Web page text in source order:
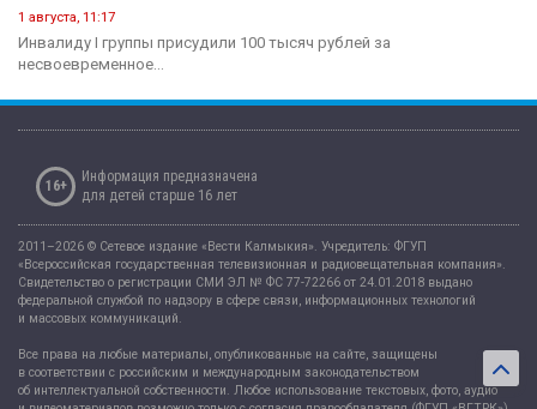
1 августа, 11:17
Инвалиду I группы присудили 100 тысяч рублей за
несвоевременное...
16+
Информация предназначена
для детей старше 16 лет
2011–2026 © Сетевое издание «Вести Калмыкия». Учредитель: ФГУП
«Всероссийская государственная телевизионная и радиовещательная компания».
Свидетельство о регистрации СМИ ЭЛ № ФС 77-72266 от 24.01.2018 выдано
федеральной службой по надзору в сфере связи, информационных технологий
и массовых коммуникаций.
Все права на любые материалы, опубликованные на сайте, защищены
в соответствии с российским и международным законодательством
об интеллектуальной собственности. Любое использование текстовых, фото, аудио